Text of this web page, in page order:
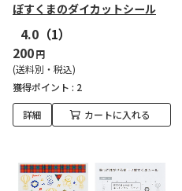
ぽすくまのダイカットシール
4.0 （1）
200円
(送料別・税込)
獲得ポイント : 2
詳細 カートに入れる